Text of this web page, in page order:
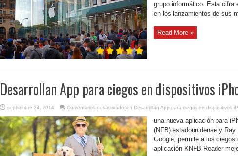
grupo informático. Esta cifra
en los lanzamientos de sus
Read More »
Desarrollan App para ciegos en dispositivos
septiembre 24, 2014 Comentarios desactivadosen Desarrollan App para ciegos en dispositivos
una nueva aplicación para
(NFB) estadounidense y
Google, permite a los
aplicación KNFB Reader